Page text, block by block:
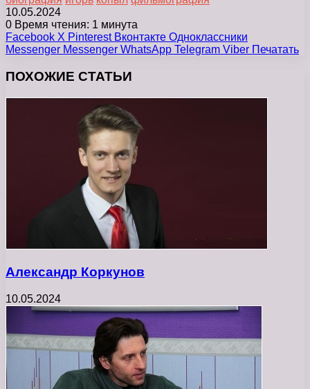
10.05.2024
0 Время чтения: 1 минута
Facebook X Pinterest Вконтакте Одноклассники
Messenger Messenger WhatsApp Telegram Viber Печатать
ПОХОЖИЕ СТАТЬИ
Александр Коркунов
10.05.2024